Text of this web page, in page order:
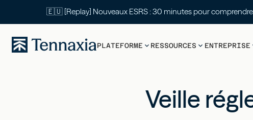
🇪🇺 [Replay] Nouveaux ESRS : 30 minutes pour
PLATEFORME RESSOURCES ENTREPRISE
Veille